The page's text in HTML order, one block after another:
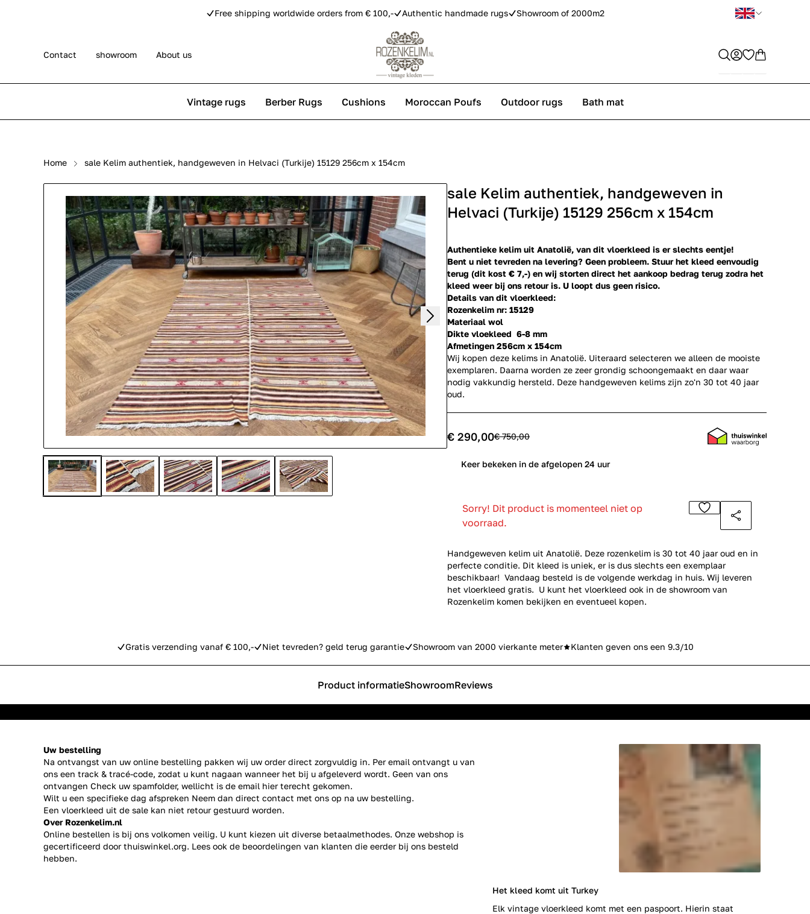
Free shipping worldwide orders from € 100,- Authentic handmade rugs Showroom of 2000m2
Contact showroom About us
Vintage rugs
Persian rugs Berber rugs
Rose kilim rugs Pip Studio carpets
Berber Rugs Cushions Moroccan Poufs Outdoor rugs Bath mat
Home sale Kelim authentiek, handgeweven in Helvaci (Turkije) 15129 256cm x 154cm
sale Kelim authentiek, handgeweven in
Helvaci (Turkije) 15129 256cm x 154cm
Authentieke kelim uit Anatolië, van dit vloerkleed is er slechts eentje!
Bent u niet tevreden na levering? Geen probleem. Stuur het kleed eenvoudig
terug (dit kost € 7,-) en wij storten direct het aankoop bedrag terug zodra het
kleed weer bij ons retour is. U loopt dus geen risico.
Details van dit vloerkleed:
Rozenkelim nr: 15129
Materiaal wol
Dikte vloekleed 6-8 mm
Afmetingen 256cm x 154cm
Wij kopen deze kelims in Anatolië. Uiteraard selecteren we alleen de mooiste
exemplaren. Daarna worden ze zeer grondig schoongemaakt en daar waar
nodig vakkundig hersteld. Deze handgeweven kelims zijn zo'n 30 tot 40 jaar
oud.
€ 290,00€ 750,00
Keer bekeken in de afgelopen 24 uur
Sorry! Dit product is momenteel niet op
voorraad.
Handgeweven kelim uit Anatolië. Deze rozenkelim is 30 tot 40 jaar oud en in
perfecte conditie. Dit kleed is uniek, er is dus slechts een exemplaar
beschikbaar! Vandaag besteld is de volgende werkdag in huis. Wij leveren
het vloerkleed gratis. U kunt het vloerkleed ook in de showroom van
Rozenkelim komen bekijken en eventueel kopen.
Gratis verzending vanaf € 100,- Niet tevreden? geld terug garantie Showroom van 2000 vierkante meter Klanten geven ons een 9.3/10
Product informatieShowroomReviews
Uw bestelling
Na ontvangst van uw online bestelling pakken wij uw order direct zorgvuldig in. Per email ontvangt u van
ons een track & tracé-code, zodat u kunt nagaan wanneer het bij u afgeleverd wordt. Geen van ons
ontvangen Check uw spamfolder, wellicht is de email hier terecht gekomen.
Wilt u een specifieke dag afspreken Neem dan direct contact met ons op na uw bestelling.
Een vloerkleed uit de sale kan niet retour gestuurd worden.
Over Rozenkelim.nl
Online bestellen is bij ons volkomen veilig. U kunt kiezen uit diverse betaalmethodes. Onze webshop is
gecertificeerd door thuiswinkel.org. Lees ook de beoordelingen van klanten die eerder bij ons besteld
hebben.
Het kleed komt uit Turkey
Elk vintage vloerkleed komt met een paspoort. Hierin staat